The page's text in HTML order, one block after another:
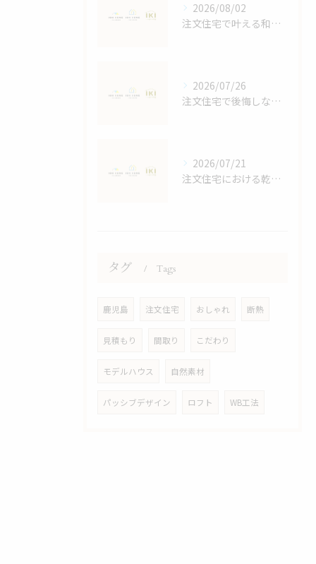
2026/08/02
注文住宅で叶える和モダンの家づくり鹿児島県鹿児島市大島郡宇検村で失敗しない選び方
2026/07/26
注文住宅で後悔しないスペースと収納計画の立て方と家族4人に最適な間取りの秘訣
2026/07/21
注文住宅における乾太くんの効果検証
タグ Tags
鹿児島 注文住宅 おしゃれ 断熱
見積もり 間取り こだわり
モデルハウス 自然素材
パッシブデザイン ロフト WB工法